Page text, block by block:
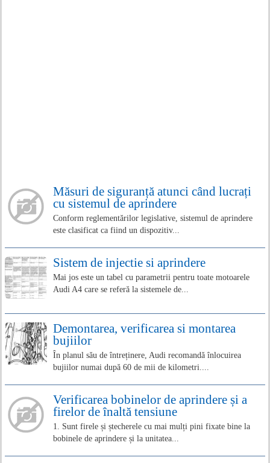
Măsuri de siguranță atunci când lucrați
cu sistemul de aprindere
Conform reglementărilor legislative, sistemul de aprindere
este clasificat ca fiind un dispozitiv...
Sistem de injectie si aprindere
Mai jos este un tabel cu parametrii pentru toate motoarele
Audi A4 care se referă la sistemele de...
Demontarea, verificarea si montarea
bujiilor
În planul său de întreținere, Audi recomandă înlocuirea
bujiilor numai după 60 de mii de kilometri....
Verificarea bobinelor de aprindere și a
firelor de înaltă tensiune
1. Sunt firele și ștecherele cu mai mulți pini fixate bine la
bobinele de aprindere și la unitatea...